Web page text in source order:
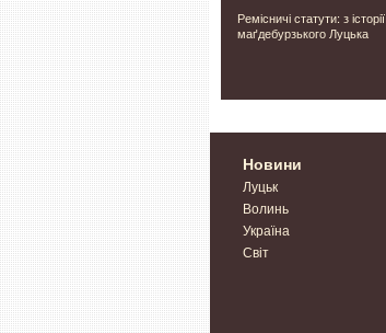
на
Голові громади на Волині
оголосили підозру через
незаконну вирубку дерев:
вона склала
повноваження
Ремісничі статути: з історії
маґдебурзького Луцька
Новини
Луцьк
Волинь
Україна
Світ